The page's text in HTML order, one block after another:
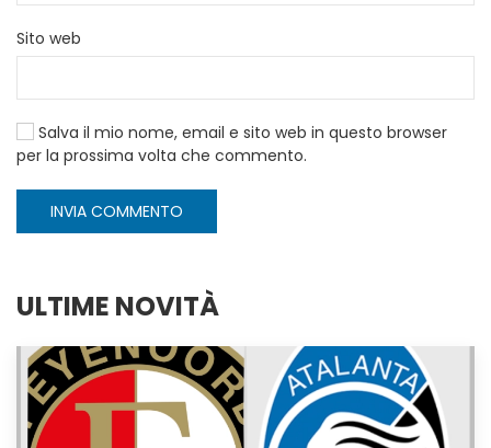
Sito web
Salva il mio nome, email e sito web in questo browser
per la prossima volta che commento.
INVIA COMMENTO
ULTIME NOVITÀ